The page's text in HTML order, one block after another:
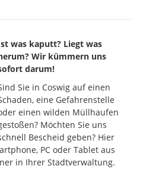
was kaputt? Liegt was
Wir kümmern uns
darum!
Sie in Coswig auf einen
eine Gefahrenstelle
einen wilden Müllhaufen
Möchten Sie uns
Bescheid geben? Hier
PC oder Tablet aus
in Ihrer Stadtverwaltung.